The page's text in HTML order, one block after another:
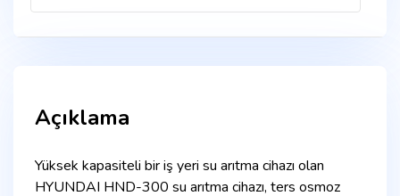
Açıklama
Yüksek kapasiteli bir iş yeri su arıtma cihazı olan
HYUNDAI HND-300 su arıtma cihazı, ters osmoz